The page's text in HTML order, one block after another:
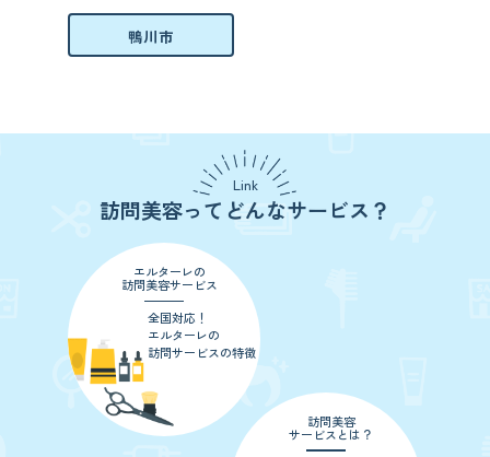
鴨川市
Link
訪問美容ってどんなサービス？
エルターレの
訪問美容サービス
全国対応！
エルターレの
訪問サービスの特徴
訪問美容
サービスとは？